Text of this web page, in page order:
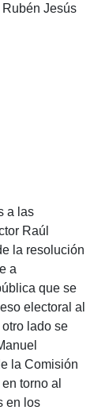
Jesús
a las
Raúl
la resolución
a
que se
electoral al
lado se
la Comisión
torno al
en los